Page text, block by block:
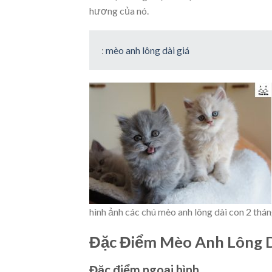
hương của nó.
: mèo anh lông dài giá
hình ảnh các chú mèo anh lông dài con 2
Đặc Điểm Mèo Anh Lông